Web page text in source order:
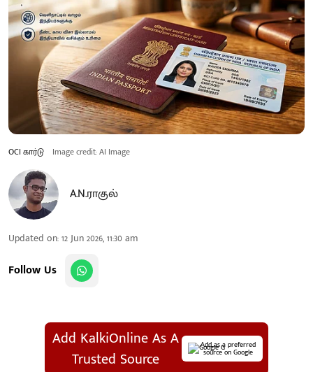
OCI கார்டு Image credit: AI Image
A.N.ராகுல்
Updated on:12 Jun 2026, 11:30 am
Follow Us
Add KalkiOnline As A
Trusted Source
Add as a preferred
source on Google